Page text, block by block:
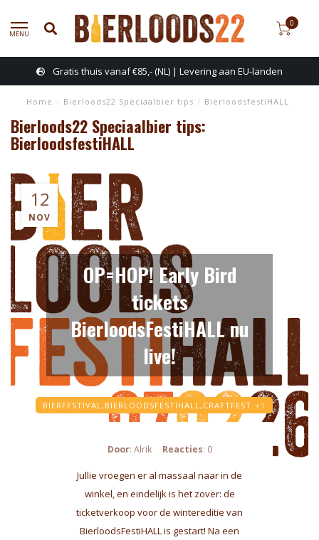
MENU
0
Gratis thuis vanaf €85,- (NL) | Levering aan EU-landen
Home / Bierloods22 Speciaalbier tips / BierloodsfestiHALL
Bierloods22 Speciaalbier tips:
BierloodsfestiHALL
12
NOV
OP=HOP! Early Bird
tickets
BierloodsFestiHALL nu
live!
BIERFESTIVAL, BIERLOODSFESTIHALL, CRAFTFEST +1
Door: Alrik Reacties: 0
Jullie vroegen er al massaal naar in de
winkel, en eindelijk is het zover: de
ticketverkoop voor de wintereditie van
BierloodsFestiHALL is gestart! Na een